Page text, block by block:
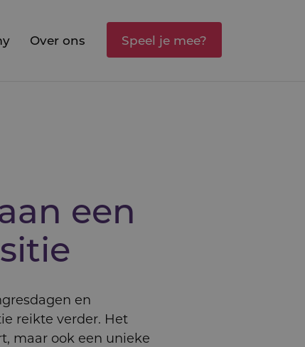
Over ons Speel je mee?
een
en
reikte verder. Het
maar ook een unieke